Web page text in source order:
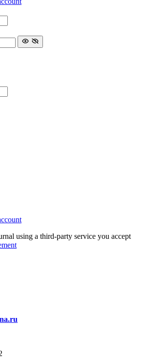
using a third-party service you accept